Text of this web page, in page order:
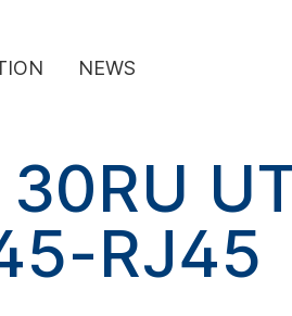
NEWS
RJ45